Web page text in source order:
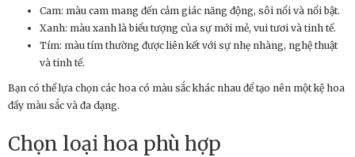
Cam: màu cam mang đến cảm giác năng động, sôi nổi và nổi bật.
Xanh: màu xanh là biểu tượng của sự mới mẻ, vui tươi và tinh tế.
Tím: màu tím thường được liên kết với sự nhẹ nhàng, nghệ thuật
và tinh tế.
Bạn có thể lựa chọn các hoa có màu sắc khác nhau để tạo nên một kệ hoa
đầy màu sắc và đa dạng.
Chọn loại hoa phù hợp